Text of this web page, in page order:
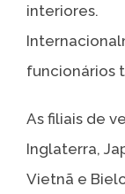
interiores.
funcionários
As filiais de
Inglaterra,
Vietnã e